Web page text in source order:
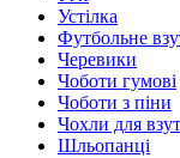
Устілка
Футбольне
Черевики
Чоботи гумові
Чоботи з піни
Чохли для
Шльопанці